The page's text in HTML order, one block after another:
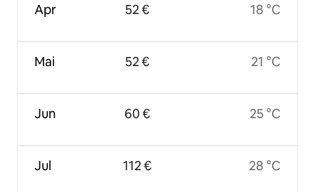
Apr
Mai
Jun
Jul
52 €
52 €
60 €
112 €
18 °C
21 °C
25 °C
28 °C